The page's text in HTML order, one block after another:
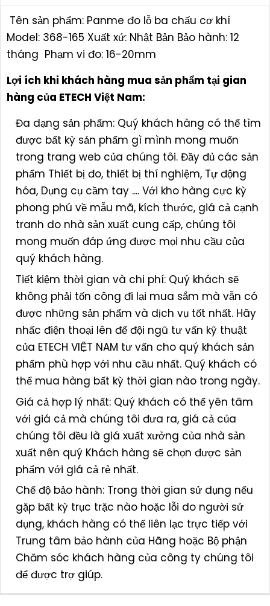
Tên sản phẩm: Panme đo lỗ ba chấu cơ khí
Model: 368-165 Xuất xứ: Nhật Bản Bảo hành: 12
tháng Phạm vi đo: 16-20mm
Lợi ích khi khách hàng mua sản phẩm tại gian
hàng của ETECH Việt Nam:
Đa dạng sản phẩm: Quý khách hàng có thể tìm
được bất kỳ sản phẩm gì mình mong muốn
trong trang web của chúng tôi. Đầy đủ các sản
phẩm Thiết bị đo, thiết bị thí nghiệm, Tự động
hóa, Dụng cụ cầm tay .... Với kho hàng cực kỳ
phong phú về mẫu mã, kích thước, giá cả cạnh
tranh do nhà sản xuất cung cấp, chúng tôi
mong muốn đáp ứng được mọi nhu cầu của
quý khách hàng.
Tiết kiệm thời gian và chi phí: Quý khách sẽ
không phải tốn công đi lại mua sắm mà vẫn có
được những sản phẩm và dịch vụ tốt nhất. Hãy
nhấc điện thoại lên để đội ngũ tư vấn kỹ thuật
của ETECH VIỆT NAM tư vấn cho quý khách sản
phẩm phù hợp với nhu cầu nhất. Quý khách có
thể mua hàng bất kỳ thời gian nào trong ngày.
Giá cả hợp lý nhất: Quý khách có thể yên tâm
với giá cả mà chúng tôi đưa ra, giá cả của
chúng tôi đều là giá xuất xưởng của nhà sản
xuất nên quý Khách hàng sẽ chọn được sản
phẩm với giá cả rẻ nhất.
Chế độ bảo hành: Trong thời gian sử dụng nếu
gặp bất kỳ trục trặc nào hoặc lỗi do người sử
dụng, khách hàng có thể liên lạc trực tiếp với
Trung tâm bảo hành của Hãng hoặc Bộ phận
Chăm sóc khách hàng của công ty chúng tôi
để được trợ giúp.